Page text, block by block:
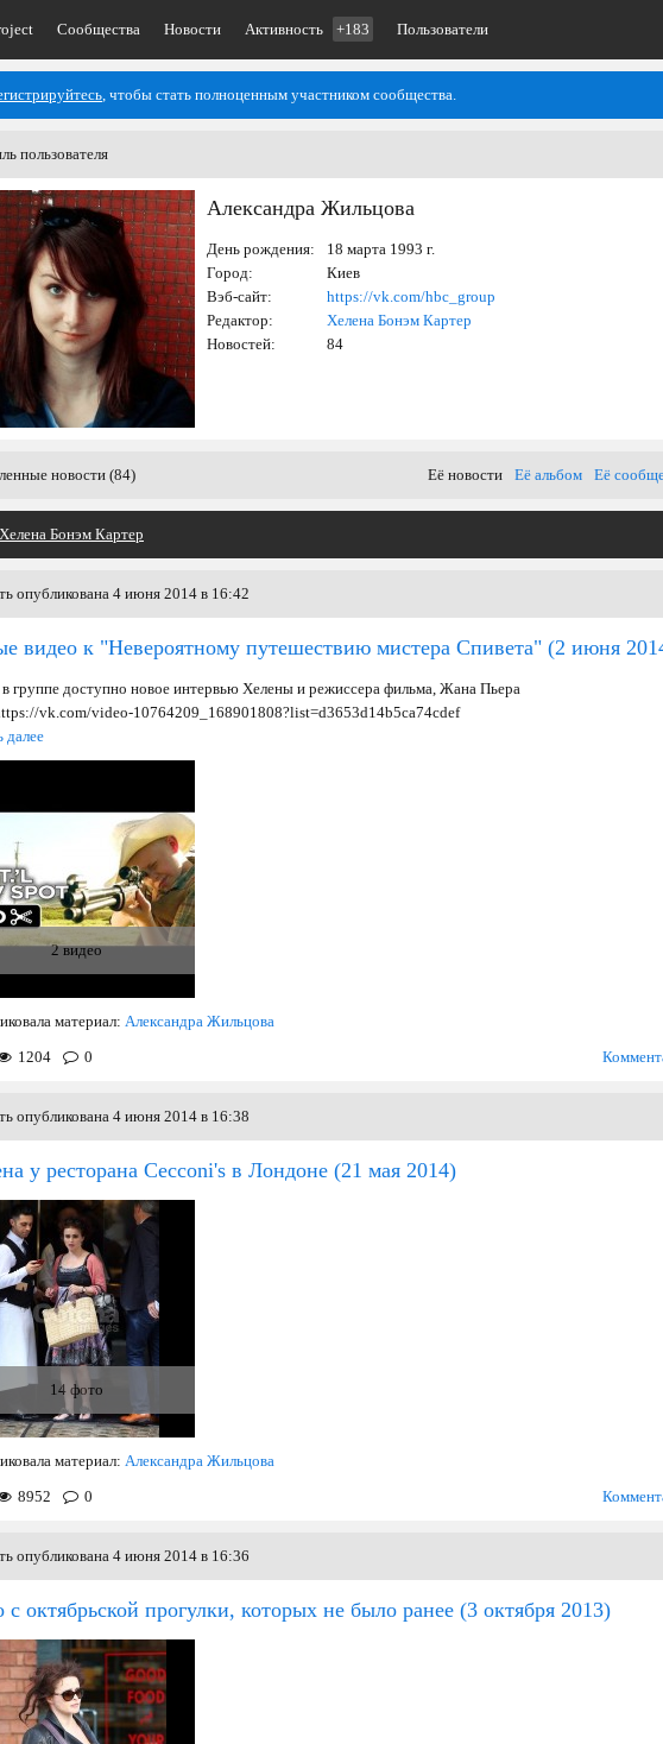
Сообщества Новости Активность +183 Пользователи
, чтобы стать полноценным участником сообщества.
пользователя
Александра Жильцова
День рождения:
18 марта 1993 г.
Город:
Киев
Вэб-сайт:
https://vk.com/hbc_group
Редактор:
Хелена Бонэм Картер
Новостей:
84
новости (84) Её новости Её альбом Её
Хелена Бонэм Картер
опубликована 4 июня 2014 в 16:42
видео к "Невероятному путешествию мистера Спивета" (2 июня
группе доступно новое интервью Хелены и режиссера фильма, Жана Пьера
vk.com/video-10764209_168901808?list=d3653d14b5ca74cdef
далее
2 видео
материал: Александра Жильцова
1204 0
опубликована 4 июня 2014 в 16:38
у ресторана Cecconi's в Лондоне (21 мая 2014)
14 фото
материал: Александра Жильцова
8952 0
опубликована 4 июня 2014 в 16:36
с октябрьской прогулки, которых не было ранее (3 октября 2013)